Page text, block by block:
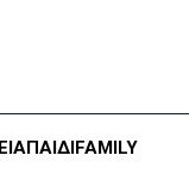
ΠΑΙΔΙFAMILY